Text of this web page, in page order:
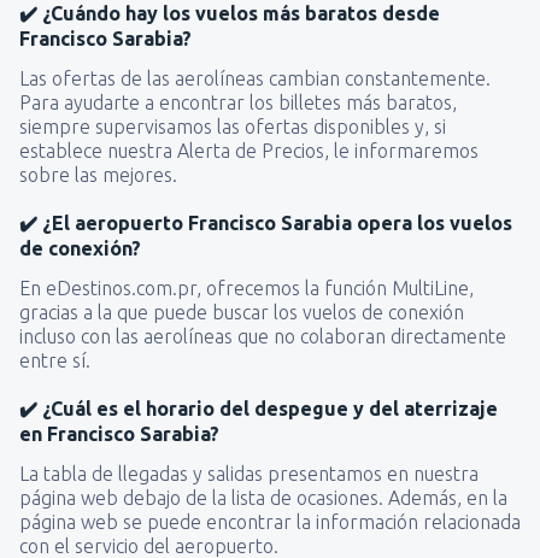
✔️ ¿Cuándo hay los vuelos más baratos desde
Francisco Sarabia?
Las ofertas de las aerolíneas cambian constantemente.
Para ayudarte a encontrar los billetes más baratos,
siempre supervisamos las ofertas disponibles y, si
establece nuestra Alerta de Precios, le informaremos
sobre las mejores.
✔️ ¿El aeropuerto Francisco Sarabia opera los vuelos
de conexión?
En eDestinos.com.pr, ofrecemos la función MultiLine,
gracias a la que puede buscar los vuelos de conexión
incluso con las aerolíneas que no colaboran directamente
entre sí.
✔️ ¿Cuál es el horario del despegue y del aterrizaje
en Francisco Sarabia?
La tabla de llegadas y salidas presentamos en nuestra
página web debajo de la lista de ocasiones. Además, en la
página web se puede encontrar la información relacionada
con el servicio del aeropuerto.